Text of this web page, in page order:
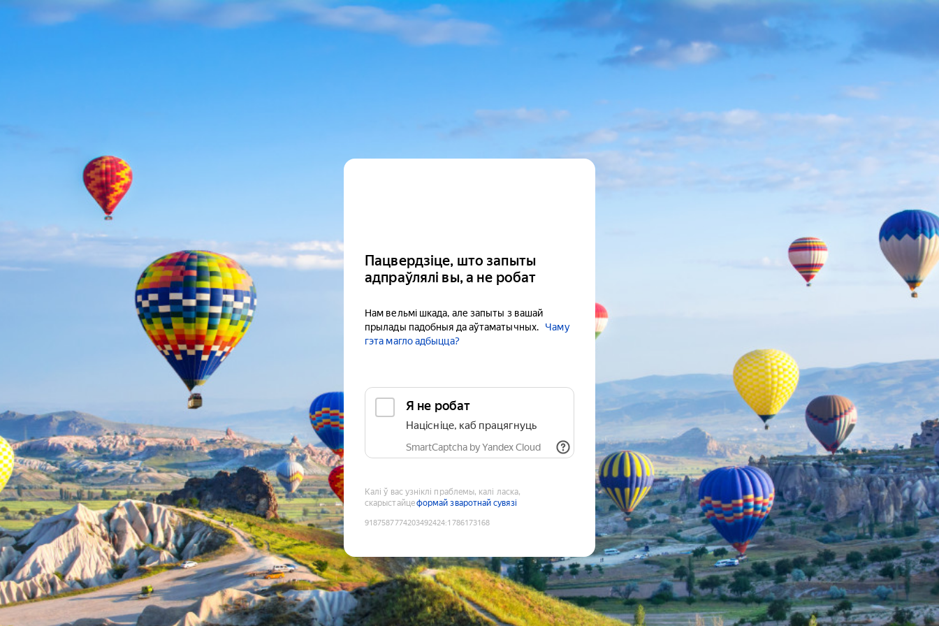
Пацвердзіце, што запыты
адпраўлялі вы, а не робат
Нам вельмі шкада, але запыты з вашай
прылады падобныя да аўтаматычных.
Чаму
гэта магло адбыцца?
Я не робат
Націсніце, каб працягнуць
SmartCaptcha by Yandex Cloud
Калі ў вас узніклі праблемы, калі ласка,
скарыстайцеформай зваротнай сувязі
9187587774203492424:1786173168